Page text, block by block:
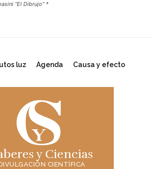
“El Dibrujo” *
luz Agenda Causa y efecto
y Ciencias
CIENTÍFICA